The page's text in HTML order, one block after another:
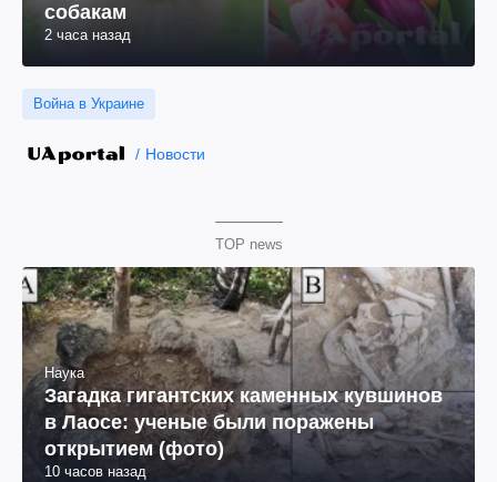
собакам
2 часа назад
Война в Украине
Новости
TOP news
Наука
Загадка гигантских каменных кувшинов
в Лаосе: ученые были поражены
открытием (фото)
10 часов назад